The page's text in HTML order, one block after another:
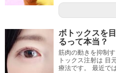
ボトックスを
るって本当？
筋肉の動きを抑制
トックス注射は 目
療法です。 最近で